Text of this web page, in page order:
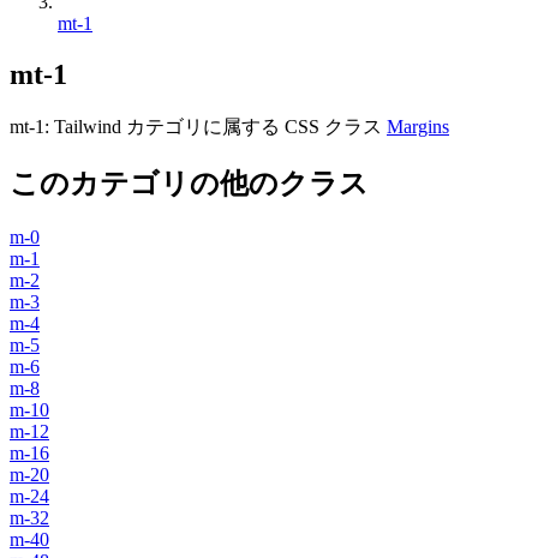
mt-1
mt-1
mt-1 : Tailwind カテゴリに属する​​ CSS クラス Margins
このカテゴリの他のクラス
m-0
m-1
m-2
m-3
m-4
m-5
m-6
m-8
m-10
m-12
m-16
m-20
m-24
m-32
m-40